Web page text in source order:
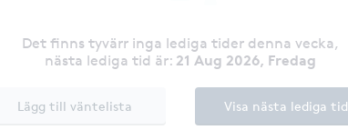
Det finns tyvärr inga lediga tider denna vecka,
nästa lediga tid är: 21 Aug 2026, Fredag
Lägg till väntelista Visa nästa lediga tid